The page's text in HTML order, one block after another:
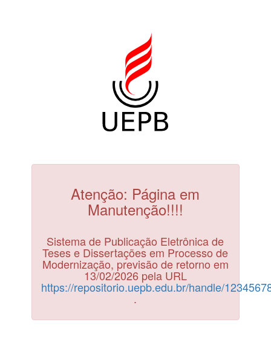
Atenção: Página em
Manutenção!!!!
Sistema de Publicação Eletrônica de
Teses e Dissertações em Processo de
Modernização, previsão de retorno em
13/02/2026 pela URL
https://repositorio.uepb.edu.br/handle/
.